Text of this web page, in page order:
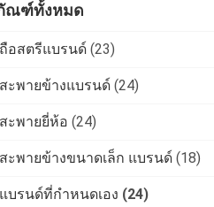
ณฑ์ทั้งหมด
ถือสตรีแบรนด์ (23)
ะพายข้างแบรนด์ (24)
ะพายยี่ห้อ (24)
ะพายข้างขนาดเล็ก แบรนด์ (18)
บรนด์ที่กำหนดเอง (24)